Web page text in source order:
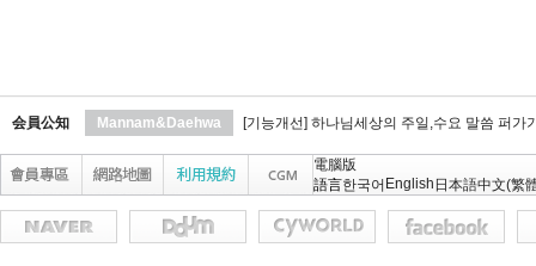
会員公知 Mannam&Daehwa [기능개선] 하나님세상의 주일,수요 말씀 퍼가
電腦版
語言한국어 English 日本語中文(繁